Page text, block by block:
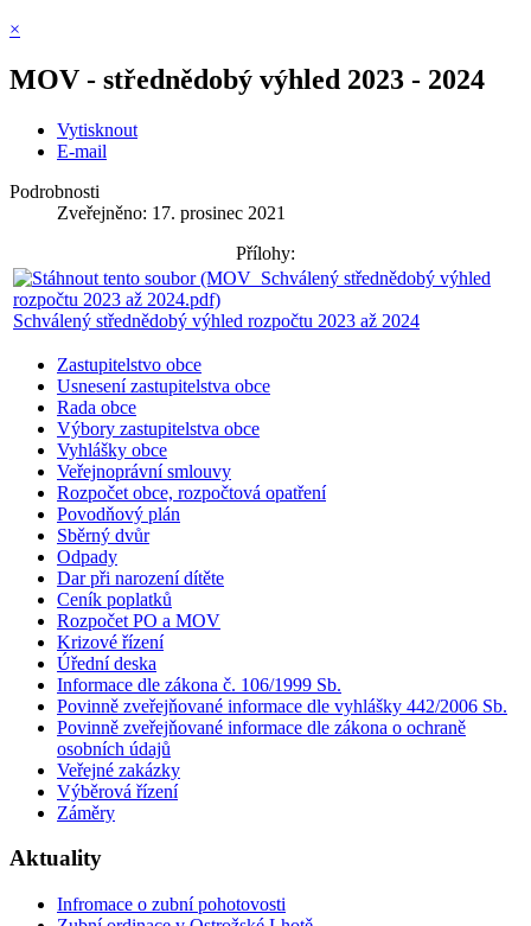
×
MOV - střednědobý výhled 2023 - 2024
Vytisknout
E-mail
Podrobnosti
Zveřejněno: 17. prosinec 2021
Přílohy:
Schválený střednědobý výhled rozpočtu 2023 až 2024
Zastupitelstvo obce
Usnesení zastupitelstva obce
Rada obce
Výbory zastupitelstva obce
Vyhlášky obce
Veřejnoprávní smlouvy
Rozpočet obce, rozpočtová opatření
Povodňový plán
Sběrný dvůr
Odpady
Dar při narození dítěte
Ceník poplatků
Rozpočet PO a MOV
Krizové řízení
Úřední deska
Informace dle zákona č. 106/1999 Sb.
Povinně zveřejňované informace dle vyhlášky 442/2006 Sb.
Povinně zveřejňované informace dle zákona o ochraně
osobních údajů
Veřejné zakázky
Výběrová řízení
Záměry
Aktuality
Infromace o zubní pohotovosti